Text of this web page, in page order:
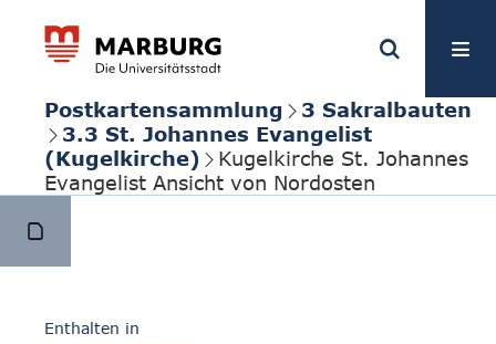
Postkartensammlung
3 Sakralbauten
3.3 St. Johannes Evangelist
(Kugelkirche)
Kugelkirche St. Johannes
Evangelist Ansicht von Nordosten
Enthalten in